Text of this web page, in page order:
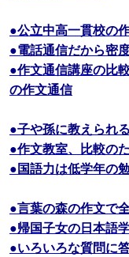
●公立中高一貫校の
●電話通信だから密
●作文通信講座の比
の作文通信
●子や孫に教えられ
●作文教室、比較の
●国語力は低学年の
●言葉の森の作文で
●帰国子女の日本語
●いろいろな質問に